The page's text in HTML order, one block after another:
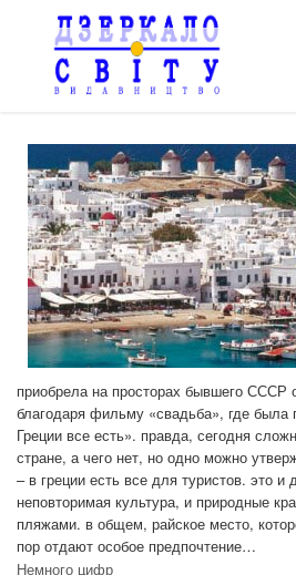
приобрела на просторах бывшего СССР
благодаря фильму «свадьба», где была
Греции все есть». правда, сегодня
стране, а чего нет, но одно можно
– в греции есть все для туристов. это и
неповторимая культура, и природные
пляжами. в общем, райское место,
пор отдают особое предпочтение…
Немного цифр